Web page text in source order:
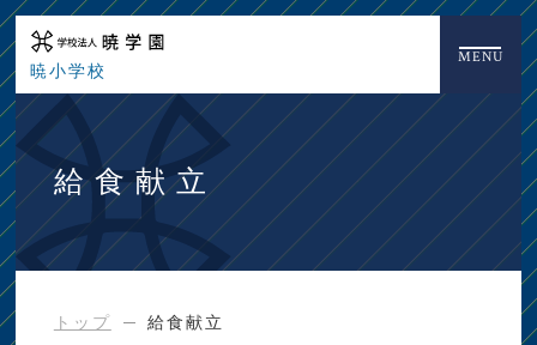
暁小学校
MENU
給食献立
トップ 給食献立